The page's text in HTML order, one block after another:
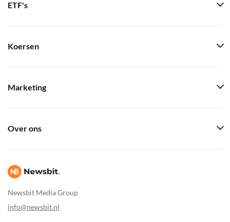
Newsbit Media Group
info@newsbit.nl
ETF's
Koersen
Marketing
Over ons